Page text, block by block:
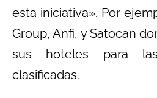
esta iniciativa». Por
Group, Anfi, y Satocan
sus hoteles para
clasificadas.